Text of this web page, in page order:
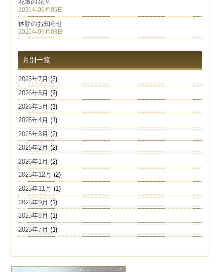
花壇の花々
2026年06月05日
休診のお知らせ
2026年06月03日
月別一覧
2026年7月 (3)
2026年6月 (2)
2026年5月 (1)
2026年4月 (1)
2026年3月 (2)
2026年2月 (2)
2026年1月 (2)
2025年12月 (2)
2025年11月 (1)
2025年9月 (1)
2025年8月 (1)
2025年7月 (1)